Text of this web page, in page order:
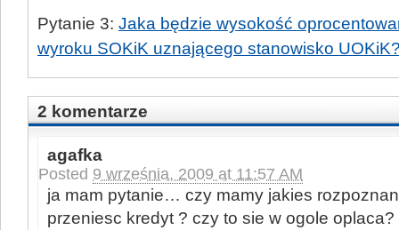
Pytanie 3: Jaka będzie wysokość
wyroku SOKiK uznającego stanowisko
2 komentarze
agafka
Posted 9 września, 2009 at 11:57 AM
ja mam pytanie… czy mamy jakies
przeniesc kredyt ? czy to sie w ogole oplaca?